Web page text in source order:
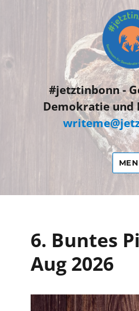
#jetztinbonn -
Demokratie und
6. Buntes
Aug 2026